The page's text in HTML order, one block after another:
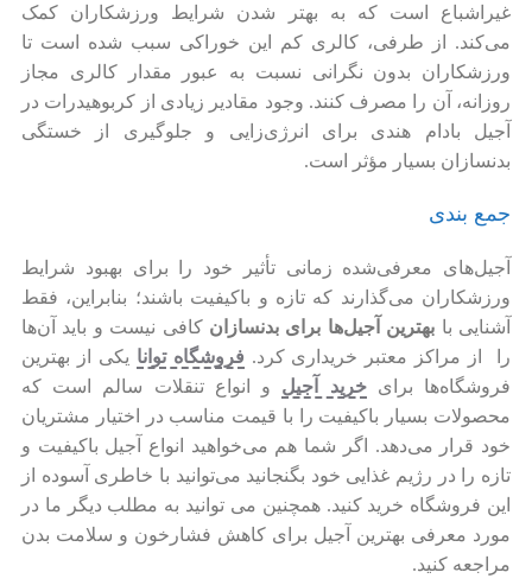
غیراشباع است که به بهتر شدن شرایط ورزشکاران کمک
می‌کند. از طرفی، کالری کم این خوراکی سبب شده است تا
ورزشکاران بدون نگرانی نسبت به عبور مقدار کالری مجاز
روزانه، آن را مصرف کنند. وجود مقادیر زیادی از کربوهیدرات در
آجیل بادام هندی برای انرژی‌زایی و جلوگیری از خستگی
بدنسازان بسیار مؤثر است.
جمع بندی
آجیل‌های معرفی‌شده زمانی تأثیر خود را برای بهبود شرایط
ورزشکاران می‌گذارند که تازه و باکیفیت باشند؛ بنابراین، فقط
آشنایی با بهترین آجیل‌ها برای بدنسازان کافی نیست و باید آن‌ها
را از مراکز معتبر خریداری کرد. فروشگاه توانا یکی از بهترین
فروشگاه‌ها برایخرید آجیل و انواع تنقلات سالم است که
محصولات بسیار باکیفیت را با قیمت مناسب در اختیار مشتریان
خود قرار می‌دهد. اگر شما هم می‌خواهید انواع آجیل باکیفیت و
تازه را در رژیم غذایی خود بگنجانید می‌توانید با خاطری آسوده از
این فروشگاه خرید کنید. همچنین می توانید به مطلب دیگر ما در
مورد معرفی بهترین آجیل برای کاهش فشارخون و سلامت بدن
مراجعه کنید.